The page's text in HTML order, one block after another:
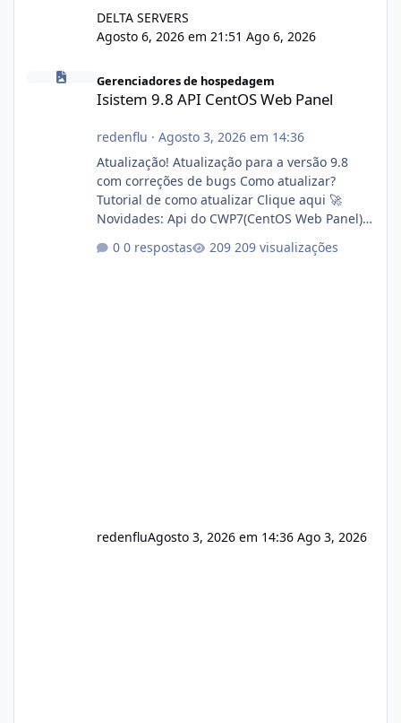
DELTA SERVERS
Agosto 6, 2026 em 21:51 Ago 6, 2026
Isistem 9.8 API CentOS Web Panel
Gerenciadores de hospedagem
Isistem 9.8 API CentOS Web Panel
redenflu · Agosto 3, 2026 em 14:36
Atualização! Atualização para a versão 9.8
com correções de bugs Como atualizar?
Tutorial de como atualizar Clique aqui 🚀
Novidades: Api do CWP7(CentOS Web Panel)
autorizado a usasr o isistem:
0 respostas 209 visualizações
redenfluAgosto 3, 2026 em 14:36 Ago 3, 2026